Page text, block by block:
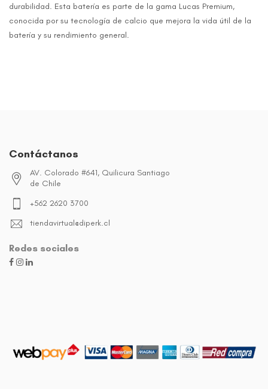
durabilidad. Esta batería es parte de la gama Lucas Premium,
conocida por su tecnología de calcio que mejora la vida útil de la
batería y su rendimiento general.
Contáctanos
AV. Colorado #641, Quilicura Santiago
de Chile
+562 2620 3700
tiendavirtual@diperk.cl
Redes sociales